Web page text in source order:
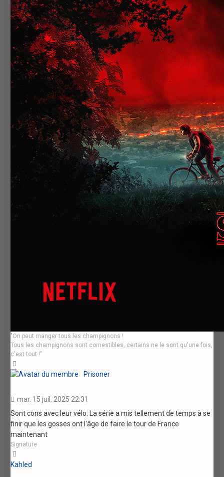
"On peut manger tous les champignons !
Tous les champignons sont comestibles, certains ne le sont qu'une fois,
c'est tout !"
Prisoner
mar. 15 juil. 2025 22:31
Sont cons avec leur vélo. La série a mis tellement de temps à se
finir que les gosses ont l'âge de faire le tour de France
maintenant
Signature
Kahled